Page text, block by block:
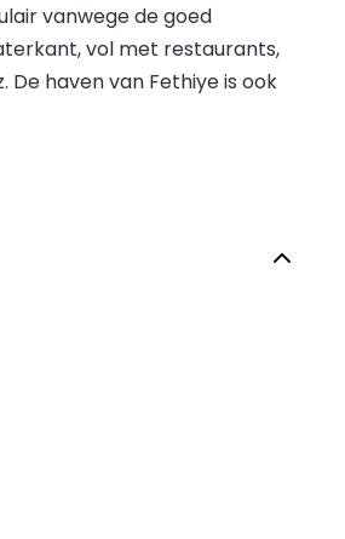
vanwege de goed
vol met restaurants,
haven van Fethiye is ook